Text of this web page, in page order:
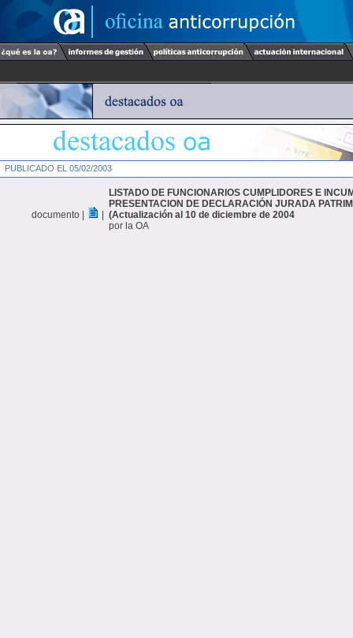
PUBLICADO EL 05/02/2003
documento |
LISTADO DE FUNCIONARIOS CUMPLIDORES E
PRESENTACION DE DECLARACIÓN JURADA
(Actualización al 10 de diciembre de 2004
por la OA